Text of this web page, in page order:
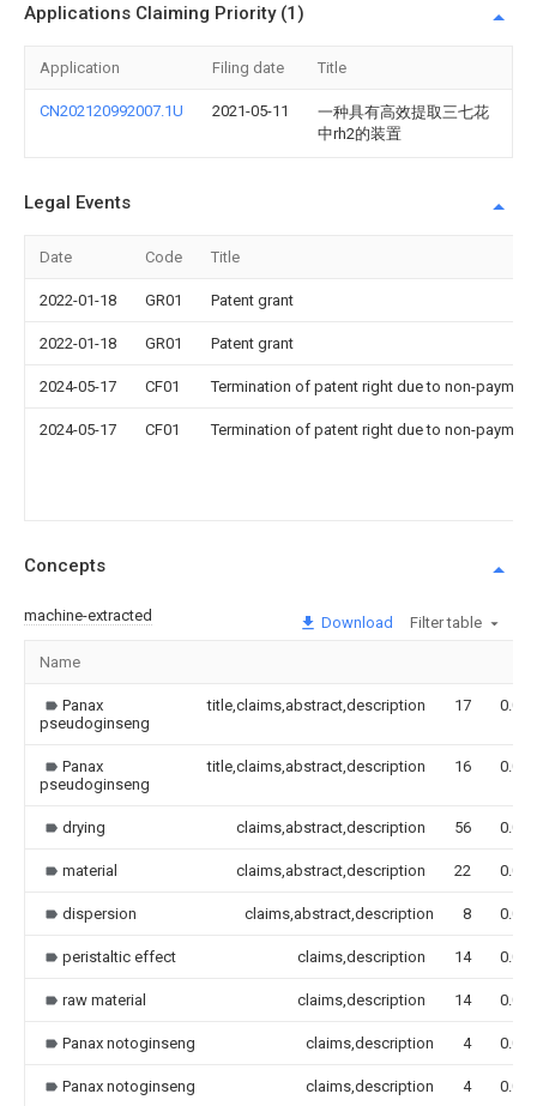
Applications Claiming Priority (1)
Application Filing date Title
CN202120992007.1U 2021-05-11
一种具有高效提取三七花
中rh2的装置
Legal Events
Date Code Title
2022-01-18 GR01 Patent grant
2022-01-18 GR01 Patent grant
2024-05-17 CF01 Termination of patent right due to non-
2024-05-17 CF01 Termination of patent right due to non-
Concepts
machine-extracted Download Filter table
Name
Panax
pseudoginseng
title,claims,abstract,description 17 0.000
Panax
pseudoginseng
title,claims,abstract,description 16 0.000
drying claims,abstract,description 56 0.000
material claims,abstract,description 22 0.000
dispersion claims,abstract,description 8 0.000
peristaltic effect claims,description 14 0.000
raw material claims,description 14 0.000
Panax notoginseng claims,description 4 0.000
Panax notoginseng claims,description 4 0.000